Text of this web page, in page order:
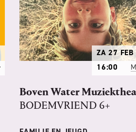
ZA 27
16:00
Boven Water
BODEMVRIEND 6+